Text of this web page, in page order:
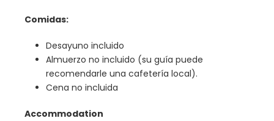
Comidas:
Desayuno incluido
Almuerzo no incluido (su guía puede
recomendarle una cafetería local).
Cena no incluida
Accommodation